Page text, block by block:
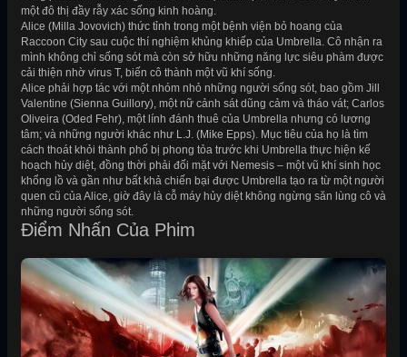
một đô thị đầy rẫy xác sống kinh hoàng.
Alice (Milla Jovovich) thức tỉnh trong một bệnh viện bỏ hoang của
Raccoon City sau cuộc thí nghiệm khủng khiếp của Umbrella. Cô nhận ra
mình không chỉ sống sót mà còn sở hữu những năng lực siêu phàm được
cải thiện nhờ virus T, biến cô thành một vũ khí sống.
Alice phải hợp tác với một nhóm nhỏ những người sống sót, bao gồm Jill
Valentine (Sienna Guillory), một nữ cảnh sát dũng cảm và tháo vát; Carlos
Oliveira (Oded Fehr), một lính đánh thuê của Umbrella nhưng có lương
tâm; và những người khác như L.J. (Mike Epps). Mục tiêu của họ là tìm
cách thoát khỏi thành phố bị phong tỏa trước khi Umbrella thực hiện kế
hoạch hủy diệt, đồng thời phải đối mặt với Nemesis – một vũ khí sinh học
khổng lồ và gần như bất khả chiến bại được Umbrella tạo ra từ một người
quen cũ của Alice, giờ đây là cỗ máy hủy diệt không ngừng săn lùng cô và
những người sống sót.
Điểm Nhấn Của Phim